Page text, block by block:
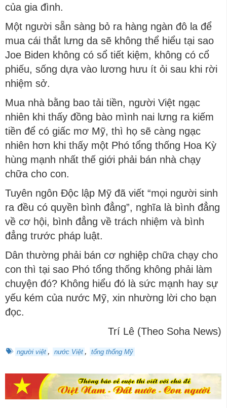
của gia đình.
Một người sẵn sàng bỏ ra hàng ngàn đô la để
mua cái thắt lưng da sẽ không thể hiểu tại sao
Joe Biden không có sổ tiết kiệm, không có cổ
phiếu, sống dựa vào lương hưu ít ỏi sau khi rời
nhiệm sở.
Mua nhà bằng bao tải tiền, người Việt ngạc
nhiên khi thấy đồng bào mình nai lưng ra kiếm
tiền để có giấc mơ Mỹ, thì họ sẽ càng ngạc
nhiên hơn khi thấy một Phó tổng thống Hoa Kỳ
hùng mạnh nhất thế giới phải bán nhà chạy
chữa cho con.
Tuyên ngôn Độc lập Mỹ đã viết “mọi người sinh
ra đều có quyền bình đẳng”, nghĩa là bình đẳng
về cơ hội, bình đẳng về trách nhiệm và bình
đẳng trước pháp luật.
Dân thường phải bán cơ nghiệp chữa chạy cho
con thì tại sao Phó tổng thống không phải làm
chuyện đó? Không hiểu đó là sức mạnh hay sự
yếu kém của nước Mỹ, xin nhường lời cho bạn
đọc.
Trí Lê (Theo Soha News)
người việt , nước Việt , tổng thống Mỹ